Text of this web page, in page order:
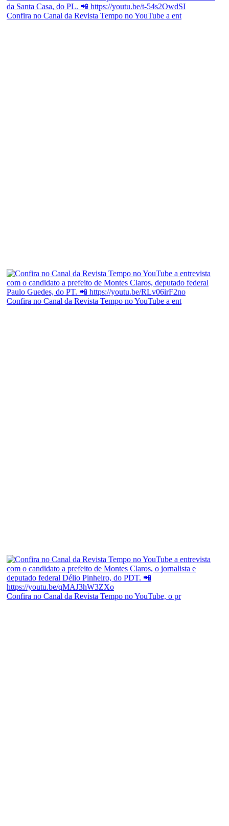
Confira no Canal da Revista Tempo no YouTube a ent
Confira no Canal da Revista Tempo no YouTube a ent
Confira no Canal da Revista Tempo no YouTube, o pr